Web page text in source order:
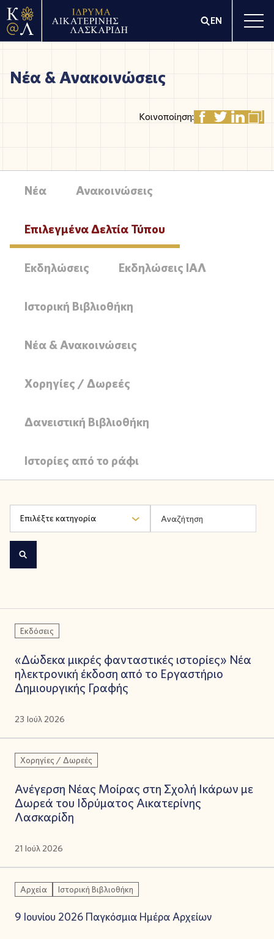
EN
Νέα & Ανακοινώσεις
Κοινοποίηση:
Νέα Ανακοινώσεις
Επιλεγμένα Δελτία Τύπου
Εκδηλώσεις Εκδηλώσεις ΙΑΛ
Ιστορική Βιβλιοθήκη
Νέα & Ανακοινώσεις
Χορηγίες / Δωρεές
Δανειστική Βιβλιοθήκη
Ιστορίες από το ράφι
Επιλέξτε κατηγορία
Εκδόσεις
«Δώδεκα μικρές φανταστικές ιστορίες» Νέα
ηλεκτρονική έκδοση από το Εργαστήριο
Δημιουργικής Γραφής
23 Ιούλ 2026
Χορηγίες / Δωρεές
Ανέγερση Νέας Μοίρας στη Σχολή Ικάρων με
Δωρεά του Ιδρύματος Αικατερίνης
Λασκαρίδη
21 Ιούλ 2026
Αρχεία Ιστορική Βιβλιοθήκη
9 Ιουνίου 2026 Παγκόσμια Ημέρα Αρχείων